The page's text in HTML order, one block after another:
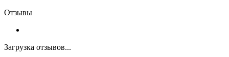
Отзывы
Загрузка отзывов...